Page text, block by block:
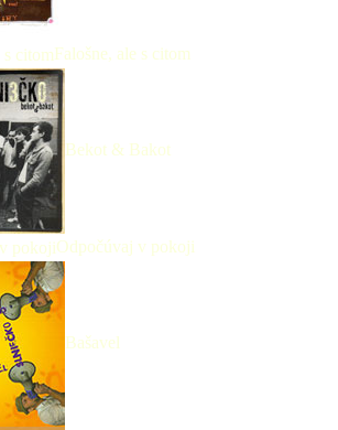
Falošne, ale s citom
Bekot & Bakot
Odpočúvaj v pokoji
Bašavel